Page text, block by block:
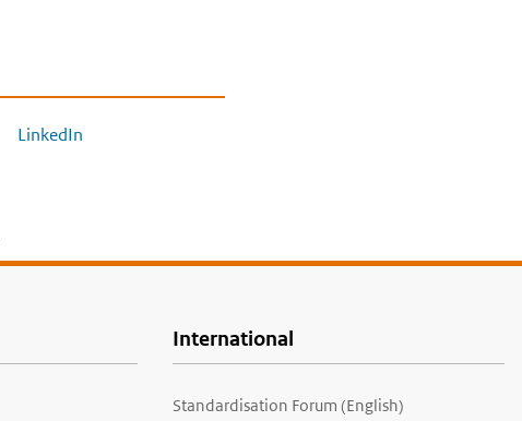
LinkedIn
International
Standardisation Forum (English)